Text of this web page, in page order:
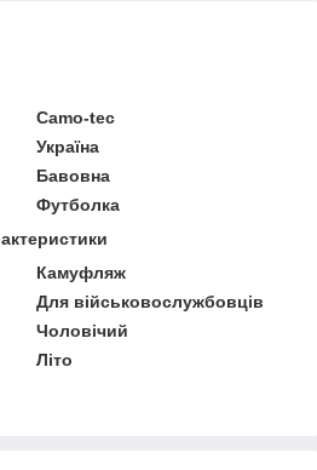
Camo-tec
Україна
Бавовна
Футболка
Камуфляж
Для військовослужбовців
Чоловічий
Літо